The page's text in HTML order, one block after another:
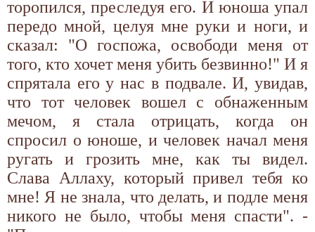
торопился, преследуя его. И юноша упал
передо мной, целуя мне руки и ноги, и
сказал: "О госпожа, освободи меня от
того, кто хочет меня убить безвинно!" И я
спрятала его у нас в подвале. И, увидав,
что тот человек вошел с обнаженным
мечом, я стала отрицать, когда он
спросил о юноше, и человек начал меня
ругать и грозить мне, как ты видел.
Слава Аллаху, который привел тебя ко
мне! Я не знала, что делать, и подле меня
никого не было, чтобы меня спасти". -